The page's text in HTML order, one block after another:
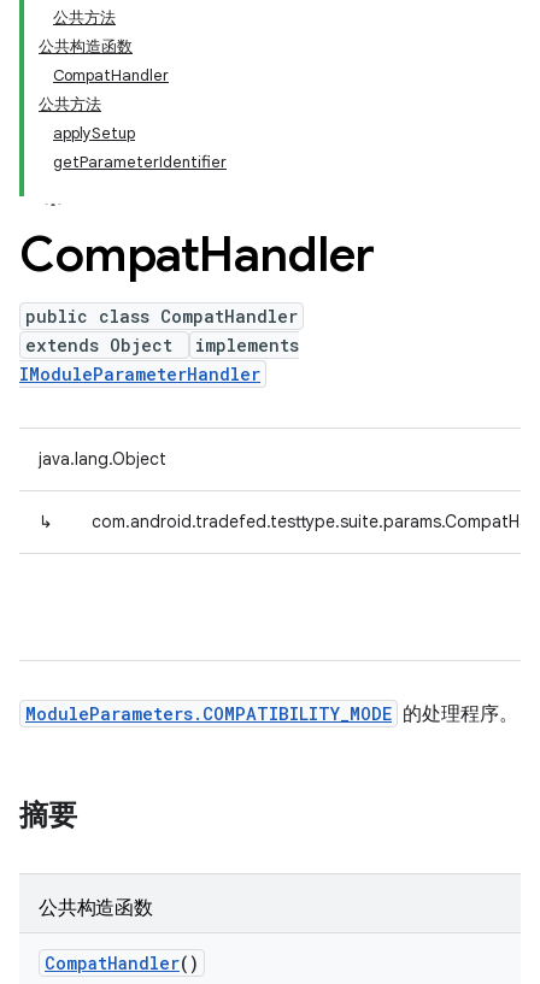
公共方法
公共构造函数
CompatHandler
公共方法
applySetup
getParameterIdentifier
CompatHandler
public class CompatHandler
extends Object
implements
IModuleParameterHandler
java.lang.Object
↳
ModuleParameters.COMPATIBILITY_MODE 的处理程序。
摘要
公共构造函数
CompatHandler()